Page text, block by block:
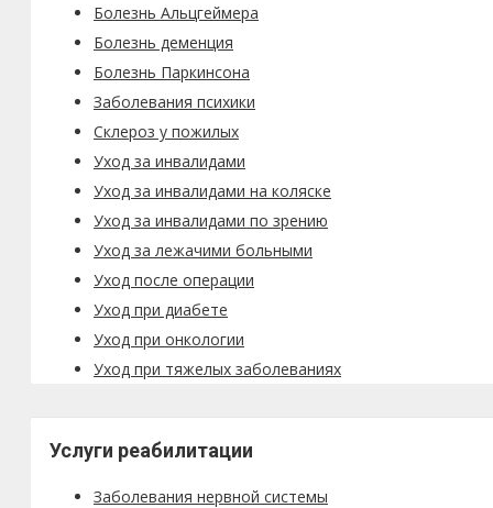
Болезнь Альцгеймера
Болезнь деменция
Болезнь Паркинсона
Заболевания психики
Склероз у пожилых
Уход за инвалидами
Уход за инвалидами на коляске
Уход за инвалидами по зрению
Уход за лежачими больными
Уход после операции
Уход при диабете
Уход при онкологии
Уход при тяжелых заболеваниях
Услуги реабилитации
Заболевания нервной системы